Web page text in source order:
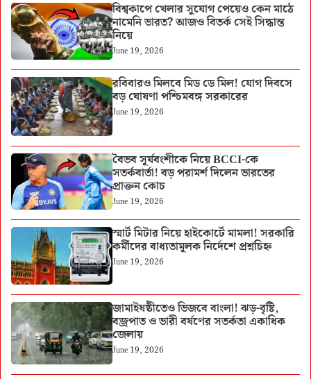
বিশ্বকাপে খেলার সুযোগ পেয়েও কেন মাঠে
নামেনি ভারত? আজও বিতর্ক সেই সিদ্ধান্ত
নিয়ে
June 19, 2026
রবিবারও মিলবে মিড ডে মিল! যোগ দিবসে
বড় ঘোষণা পশ্চিমবঙ্গ সরকারের
June 19, 2026
বৈভব সূর্যবংশীকে নিয়ে BCCI-কে
সতর্কবার্তা! বড় পরামর্শ দিলেন ভারতের
প্রাক্তন কোচ
June 19, 2026
স্মার্ট মিটার নিয়ে হাইকোর্টে মামলা! সরকারি
কর্মীদের বাধ্যতামূলক নির্দেশে প্রশ্নচিহ্ন
June 19, 2026
জামাইষষ্ঠীতেও ভিজবে বাংলা! ঝড়-বৃষ্টি,
বজ্রপাত ও ভারী বর্ষণের সতর্কতা একাধিক
জেলায়
June 19, 2026